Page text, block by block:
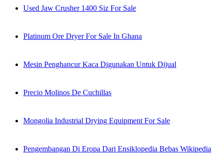
Used Jaw Crusher 1400 Siz For Sale
Platinum Ore Dryer For Sale In Ghana
Mesin Penghancur Kaca Digunakan Untuk Dijual
Precio Molinos De Cuchillas
Mongolia Industrial Drying Equipment For Sale
Pengembangan Di Eropa Dari Ensiklopedia Bebas Wikipedia